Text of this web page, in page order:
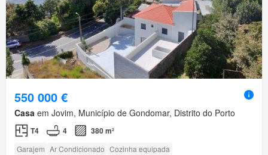
550 000 €
Casa em Jovim, Município de Gondomar, Distrito do Porto
T4 4 380 m²
Garajem Ar Condicionado Cozinha equipada